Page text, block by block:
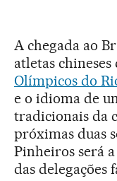
A chegada ao
atletas
Olímpicos do
e o idioma de
tradicionais da
próximas duas
Pinheiros será
das delegações